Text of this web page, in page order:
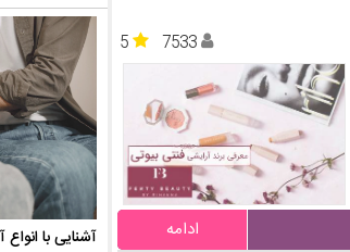
5
7533
ادامه آشنایی با